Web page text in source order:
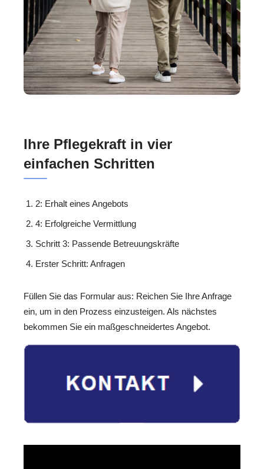
Ihre Pflegekraft in vier
einfachen Schritten
2: Erhalt eines Angebots
4: Erfolgreiche Vermittlung
Schritt 3: Passende Betreuungskräfte
Erster Schritt: Anfragen
Füllen Sie das Formular aus: Reichen Sie Ihre Anfrage
ein, um in den Prozess einzusteigen. Als nächstes
bekommen Sie ein maßgeschneidertes Angebot.